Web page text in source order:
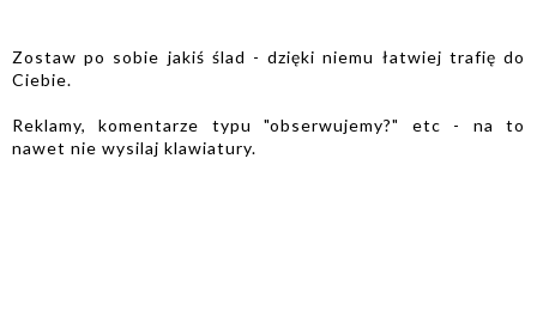
Zostaw po sobie jakiś ślad - dzięki niemu łatwiej trafię do
Ciebie.
Reklamy, komentarze typu "obserwujemy?" etc - na to
nawet nie wysilaj klawiatury.